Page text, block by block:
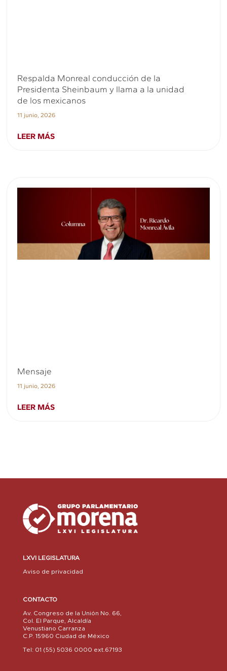
Respalda Monreal conducción de la
Presidenta Sheinbaum y llama a la unidad
de los mexicanos
11 junio, 2026
LEER MÁS
Mensaje
11 junio, 2026
LEER MÁS
LXVI LEGISLATURA
Aviso de privacidad
CONTACTO
Av. Congreso de la Unión No. 66,
Col. El Parque, Alcaldía
Venustiano Carranza
C.P. 15960 Ciudad de México
Tel: 01 (55) 5036 0000 ext.67193